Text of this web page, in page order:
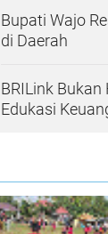
Bupati Wajo
di Daerah
BRILink
Edukasi